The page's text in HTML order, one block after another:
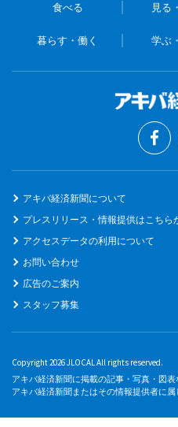
食べる 見る
暮らす・働く 学ぶ
アキバ経済新聞について
プレスリリース・情報提供はこちら
アクセスデータの利用について
お問い合わせ
広告のご案内
スタッフ募集
Copyright 2026 JLOCAL All rights reserved.
アキバ経済新聞に掲載の記事・写真・図
アキバ経済新聞またはその情報提供者に属